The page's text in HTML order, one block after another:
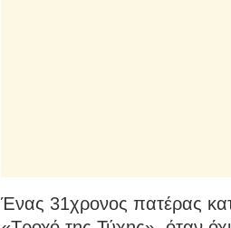
Ένας 31χρονος πατέρας